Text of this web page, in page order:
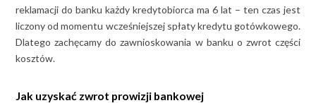
reklamacji do banku każdy kredytobiorca ma 6 lat – ten czas jest
liczony od momentu wcześniejszej spłaty kredytu gotówkowego.
Dlatego zachęcamy do zawnioskowania w banku o zwrot części
kosztów.
Jak uzyskać zwrot prowizji bankowej